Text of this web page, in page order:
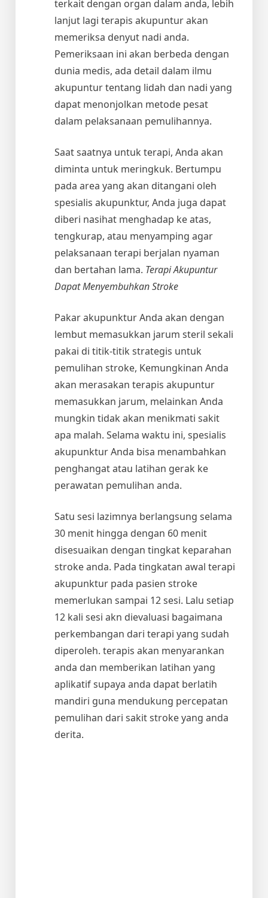
terkait dengan organ dalam anda, lebih
lanjut lagi terapis akupuntur akan
memeriksa denyut nadi anda.
Pemeriksaan ini akan berbeda dengan
dunia medis, ada detail dalam ilmu
akupuntur tentang lidah dan nadi yang
dapat menonjolkan metode pesat
dalam pelaksanaan pemulihannya.
Saat saatnya untuk terapi, Anda akan
diminta untuk meringkuk. Bertumpu
pada area yang akan ditangani oleh
spesialis akupunktur, Anda juga dapat
diberi nasihat menghadap ke atas,
tengkurap, atau menyamping agar
pelaksanaan terapi berjalan nyaman
dan bertahan lama. Terapi Akupuntur
Dapat Menyembuhkan Stroke
Pakar akupunktur Anda akan dengan
lembut memasukkan jarum steril sekali
pakai di titik-titik strategis untuk
pemulihan stroke, Kemungkinan Anda
akan merasakan terapis akupuntur
memasukkan jarum, melainkan Anda
mungkin tidak akan menikmati sakit
apa malah. Selama waktu ini, spesialis
akupunktur Anda bisa menambahkan
penghangat atau latihan gerak ke
perawatan pemulihan anda.
Satu sesi lazimnya berlangsung selama
30 menit hingga dengan 60 menit
disesuaikan dengan tingkat keparahan
stroke anda. Pada tingkatan awal terapi
akupunktur pada pasien stroke
memerlukan sampai 12 sesi. Lalu setiap
12 kali sesi akn dievaluasi bagaimana
perkembangan dari terapi yang sudah
diperoleh. terapis akan menyarankan
anda dan memberikan latihan yang
aplikatif supaya anda dapat berlatih
mandiri guna mendukung percepatan
pemulihan dari sakit stroke yang anda
derita.